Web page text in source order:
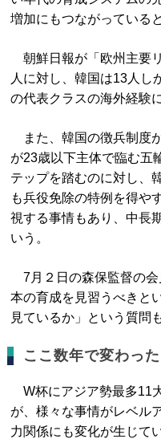
増加にもつながっている
朝鮮日報が「欧州主要
人に対し、韓国は13人し
の代表クラスの海外経験
また、韓国の徴兵制度
が23歳以下主体で臨む五
テップを踏むのに対し、
も兵役免除の特例を得や
視する事情もあり、中長
いう。
7月２日の森保監督の会
本の育成を見習うべきと
見ているか」という質問
ここ数年で変わった
W杯にアジア勢最多11
が、様々な事情がレベル
力関係にも変化が生じて